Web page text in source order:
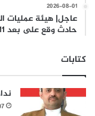
2026-08-01
عاجل| هيئة عمليات
حادث وقع على بعد 11 ميلا بحريا شمال شرق ليما في عمان
كتابات